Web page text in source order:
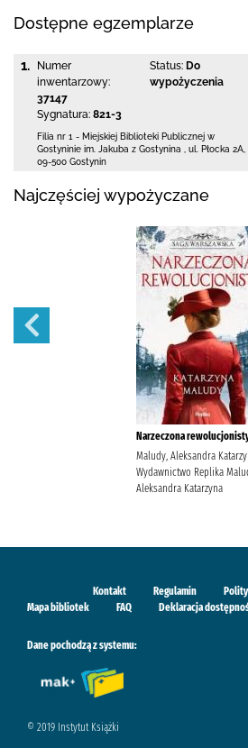
Dostępne egzemplarze
1.
Numer
inwentarzowy:
37147
Sygnatura: 821-3
Status: Do
wypożyczenia
Filia nr 1 - Miejskiej Biblioteki Publicznej w
Gostyninie im. Jakuba z Gostynina
ul. Płocka 2A
09-500 Gostynin
Najczęściej wypożyczane
Narzeczona
Maludy, Aleksandra
Wydawnictwo Replika
Aleksandra Katarzyna
Kontakt Regulamin
Mapa bibliotek
FAQ Deklaracja
Dane pochodzą z systemu:
© 2019 Instytut Książki